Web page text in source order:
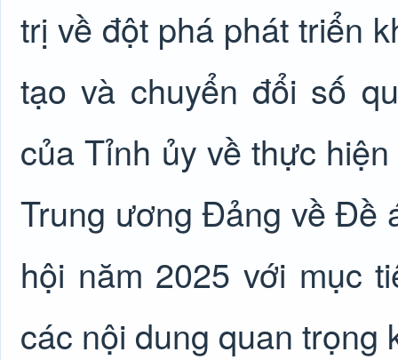
trị về đột phá phát triển
tạo và chuyển đổi số
của Tỉnh ủy về thực
Trung ương Đảng về Đề
hội năm 2025 với mục
các nội dung quan trọng